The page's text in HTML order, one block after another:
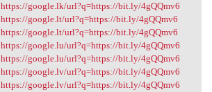
https://google.lk/url?q=https://bit.ly/4gQQmv6
https://google.lt/url?q=https://bit.ly/4gQQmv6
https://google.lt/url?q=https://bit.ly/4gQQmv6
https://google.lu/url?q=https://bit.ly/4gQQmv6
https://google.lu/url?q=https://bit.ly/4gQQmv6
https://google.lv/url?q=https://bit.ly/4gQQmv6
https://google.lv/url?q=https://bit.ly/4gQQmv6